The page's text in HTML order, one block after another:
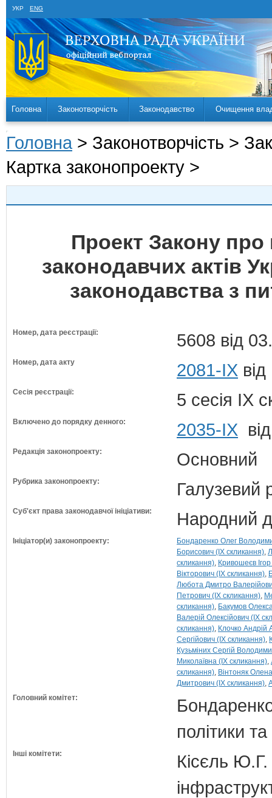
УКР ENG
Головна Законотворчість Законодавство Очищення
Головна > Законотворчість >
Картка законопроекту >
Проект Закону про
законодавчих актів
законодавства з
Номер, дата реєстрації: 5608 від
Номер, дата акту 2081-IX
Сесія реєстрації: 5 сесія IX
Включено до порядку денного: 2035-ІХ
Редакція законопроекту: Основний
Рубрика законопроекту: Галузевий
Суб'єкт права законодавчої ініціативи: Народний
Ініціатор(и) законопроекту:
Бондаренко Олег
Борисович (IX скликання)
скликання) Кривошеєв
Вікторович (IX скликання)
Любота Дмитро
Петрович (IX скликання)
скликання) Бакумов
Валерій Олексійович (IX
скликання) Клочко Андрій
Сергійович (IX скликання)
Кузьміних Сергій
Миколаївна (IX скликання)
скликання) Вінтоняк
Дмитрович (IX скликання)
Головний комітет:
політики
Інші комітети:
Кісєль Ю.Г.